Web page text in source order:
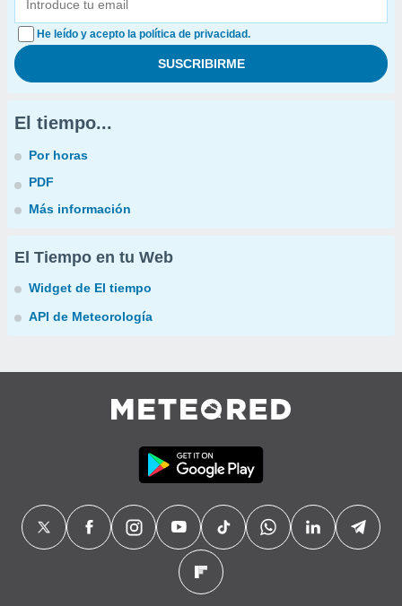
He leído y acepto la política de privacidad.
El tiempo...
Por horas
PDF
Más información
El Tiempo en tu Web
Widget de El tiempo
API de Meteorología